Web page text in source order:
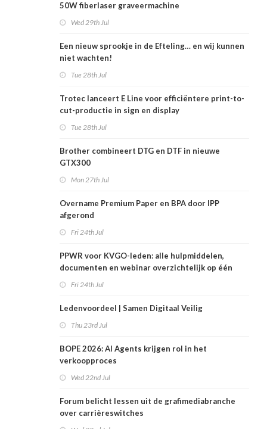
50W fiberlaser graveermachine
Wed 29th Jul
Een nieuw sprookje in de Efteling… en wij kunnen
niet wachten!
Tue 28th Jul
Trotec lanceert E Line voor efficiëntere print-to-
cut-productie in sign en display
Tue 28th Jul
Brother combineert DTG en DTF in nieuwe
GTX300
Mon 27th Jul
Overname Premium Paper en BPA door IPP
afgerond
Fri 24th Jul
PPWR voor KVGO-leden: alle hulpmiddelen,
documenten en webinar overzichtelijk op één
Fri 24th Jul
Ledenvoordeel | Samen Digitaal Veilig
Thu 23rd Jul
BOPE 2026: AI Agents krijgen rol in het
verkoopproces
Wed 22nd Jul
Forum belicht lessen uit de grafimediabranche
over carrièreswitches